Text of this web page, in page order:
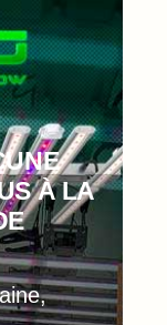
À LA